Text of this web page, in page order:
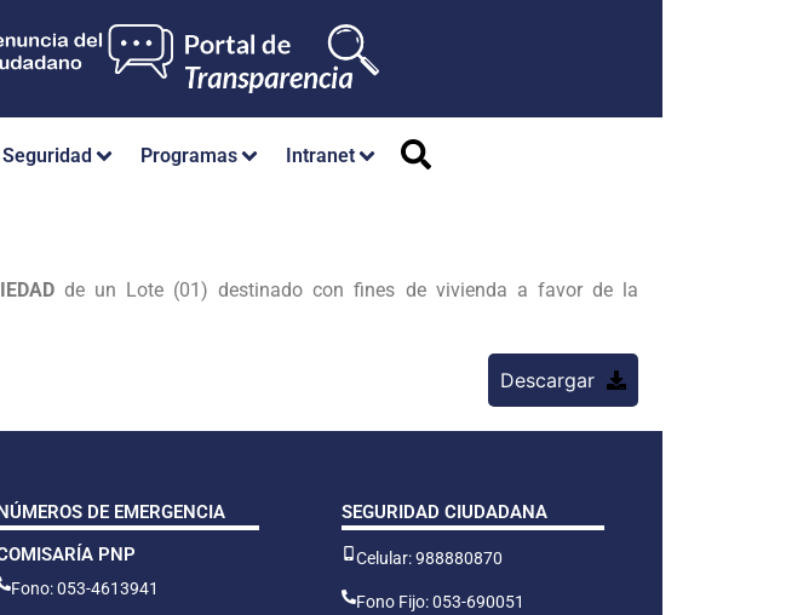
Seguridad Programas Intranet
de un Lote (01) destinado con fines de vivienda a favor de la
Descargar
DE EMERGENCIA
PNP
Fono: 053-4613941
SEGURIDAD CIUDADANA
Celular: 988880870
Fono Fijo: 053-690051